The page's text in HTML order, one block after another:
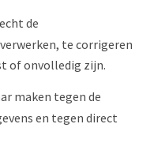
de
te corrigeren
of onvolledig zijn.
maken tegen de
en tegen direct